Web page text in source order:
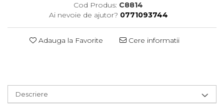
Cod Produs: C8814
Ai nevoie de ajutor? 0771093744
Adauga la Favorite Cere informatii
Descriere